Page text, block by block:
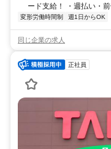
ード支給！ ・週払い・
変形労働時間制 週1日からOK
同じ企業の求人
正社員